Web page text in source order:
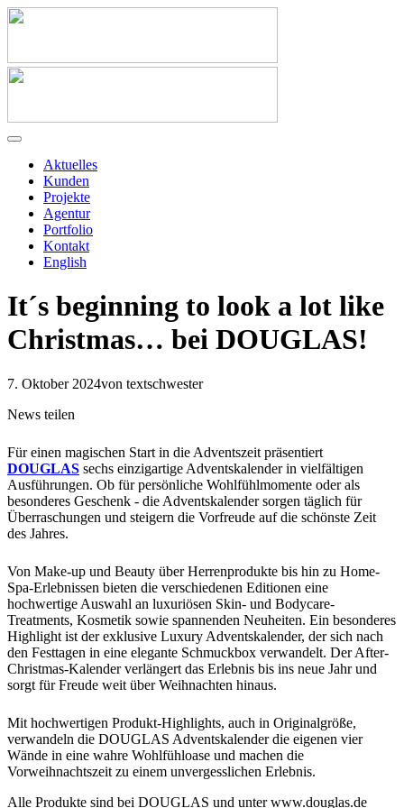
Aktuelles
Kunden
Projekte
Agentur
Portfolio
Kontakt
English
It´s beginning to look a lot like
Christmas… bei DOUGLAS!
7. Oktober 2024von textschwester
News teilen
Für einen magischen Start in die Adventszeit präsentiert
DOUGLAS sechs einzigartige Adventskalender in vielfältigen
Ausführungen. Ob für persönliche Wohlfühlmomente oder als
besonderes Geschenk - die Adventskalender sorgen täglich für
Überraschungen und steigern die Vorfreude auf die schönste Zeit
des Jahres.
Von Make-up und Beauty über Herrenprodukte bis hin zu Home-
Spa-Erlebnissen bieten die verschiedenen Editionen eine
hochwertige Auswahl an luxuriösen Skin- und Bodycare-
Treatments, Kosmetik sowie spannenden Neuheiten. Ein besonderes
Highlight ist der exklusive Luxury Adventskalender, der sich nach
den Festtagen in eine elegante Schmuckbox verwandelt. Der After-
Christmas-Kalender verlängert das Erlebnis bis ins neue Jahr und
sorgt für Freude weit über Weihnachten hinaus.
Mit hochwertigen Produkt-Highlights, auch in Originalgröße,
verwandeln die DOUGLAS Adventskalender die eigenen vier
Wände in eine wahre Wohlfühloase und machen die
Vorweihnachtszeit zu einem unvergesslichen Erlebnis.
Alle Produkte sind bei DOUGLAS und unterwww.douglas.de